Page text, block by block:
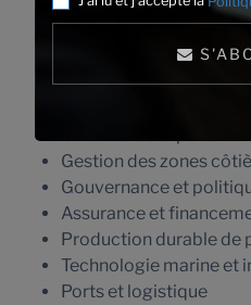
Sports nautiques et
Dessalement et
Ressources marines
Construction et
Éducation et formation
Contrôle de la
Gestion des zones
Gouvernance et
Assurance et
Production durable de
Technologie marine et
Ports et logistique